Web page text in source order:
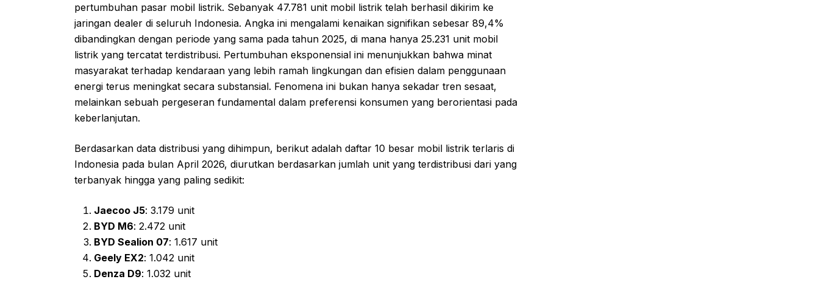
pertumbuhan pasar mobil listrik. Sebanyak 47.781 unit mobil listrik telah berhasil dikirim ke
jaringan dealer di seluruh Indonesia. Angka ini mengalami kenaikan signifikan sebesar 89,4%
dibandingkan dengan periode yang sama pada tahun 2025, di mana hanya 25.231 unit mobil
listrik yang tercatat terdistribusi. Pertumbuhan eksponensial ini menunjukkan bahwa minat
masyarakat terhadap kendaraan yang lebih ramah lingkungan dan efisien dalam penggunaan
energi terus meningkat secara substansial. Fenomena ini bukan hanya sekadar tren sesaat,
melainkan sebuah pergeseran fundamental dalam preferensi konsumen yang berorientasi pada
keberlanjutan.
Berdasarkan data distribusi yang dihimpun, berikut adalah daftar 10 besar mobil listrik terlaris di
Indonesia pada bulan April 2026, diurutkan berdasarkan jumlah unit yang terdistribusi dari yang
terbanyak hingga yang paling sedikit:
Jaecoo J5: 3.179 unit
BYD M6: 2.472 unit
BYD Sealion 07: 1.617 unit
Geely EX2: 1.042 unit
Denza D9: 1.032 unit